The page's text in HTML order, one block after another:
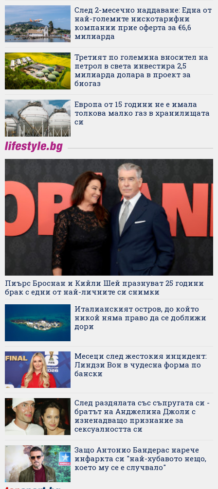
След 2-месечно наддаване: Една от
най-големите нискотарифни
компании прие оферта за €6,6
милиарда
Третият по големина вносител на
петрол в света инвестира 2,5
милиарда долара в проект за
биогаз
Европа от 15 години не е имала
толкова малко газ в хранилищата
си
Пиърс Броснан и Кийли Шей празнуват 25 години
брак с едни от най-личните си снимки
Италианският остров, до който
никой няма право да се доближи
дори
Месеци след жестокия инцидент:
Линдзи Вон в чудесна форма по
бански
След раздялата със съпругата си -
братът на Анджелина Джоли с
изненадващо признание за
сексуалността си
Защо Антонио Бандерас нарече
инфаркта си "най-хубавото нещо,
което му се е случвало"